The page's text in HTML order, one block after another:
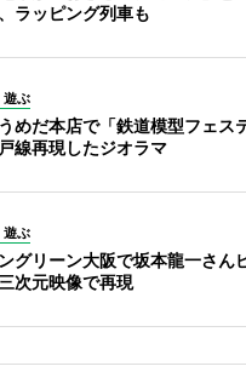
ラッピング列車も
遊ぶ
めだ本店で「鉄道模型フェ
線再現したジオラマ
遊ぶ
グリーン大阪で坂本龍一さん
次元映像で再現